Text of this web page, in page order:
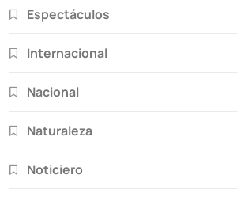
Espectáculos
Internacional
Nacional
Naturaleza
Noticiero